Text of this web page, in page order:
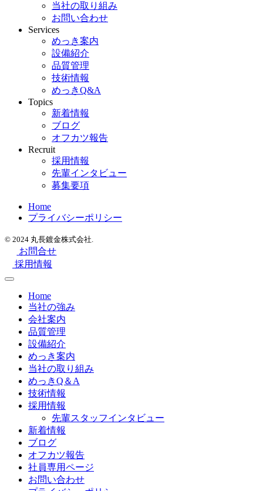
当社の取り組み
お問い合わせ
Services
めっき案内
設備紹介
品質管理
技術情報
めっきQ&A
Topics
新着情報
ブログ
オフカツ報告
Recruit
採用情報
先輩インタビュー
募集要項
Home
プライバシーポリシー
© 2024 丸長鍍金株式会社.
お問合せ
採用情報
Home
当社の強み
会社案内
品質管理
設備紹介
めっき案内
当社の取り組み
めっきQ＆A
技術情報
採用情報
先輩スタッフインタビュー
新着情報
ブログ
オフカツ報告
社員専用ページ
お問い合わせ